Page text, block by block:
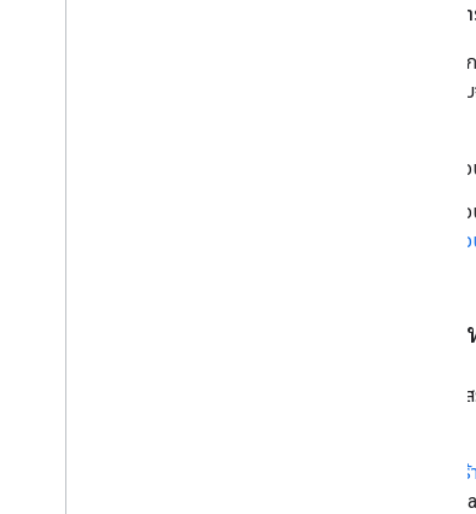
แอปสา
หากต้อ
ตรวจส
ส
เผย
หลังจา
ส